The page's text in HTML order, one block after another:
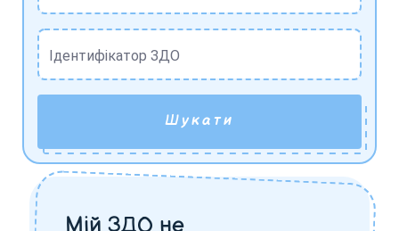
Ідентифікатор ЗДО
Шукати
Мій ЗДО не